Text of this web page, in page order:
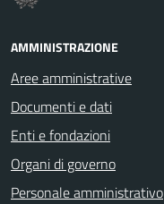
AMMINISTRAZIONE
Aree amministrative
Documenti e dati
Enti e fondazioni
Organi di governo
Personale amministrativo